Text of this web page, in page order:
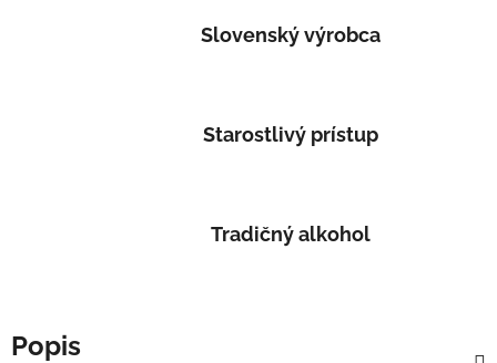
Slovenský výrobca
Starostlivý prístup
Tradičný alkohol
Popis